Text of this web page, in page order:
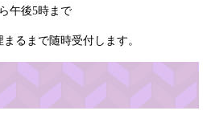
午後5時まで
るまで随時受付します。